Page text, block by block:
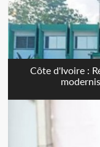
Côte d'Ivoire :